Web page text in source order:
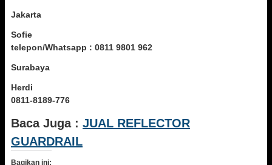
Jakarta
Sofie
telepon/Whatsapp : 0811 9801 962
Surabaya
Herdi
0811-8189-776
Baca Juga : JUAL REFLECTOR
GUARDRAIL
Bagikan ini: